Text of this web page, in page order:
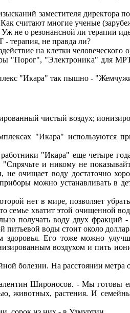
заместителя директора
считают многие ученые
не о резонансной ли терапии
терапия, не правда ли?
на клетки
"Порог", "Электроника" для
"Икара" так пышно -
чистый воздух;
"Икара" используются
"Икара" еще четыре
и никому не
очищает воду достаточно
можно устанавливать в
нет в мире, позволяет
семье хватит этой очищенной
получать воду двух
питьевой воды стоит около
Его тоже можно
воздухом и пить
болезни. На расстоянии
Широносов. - Мы готовы
животных, растения. И